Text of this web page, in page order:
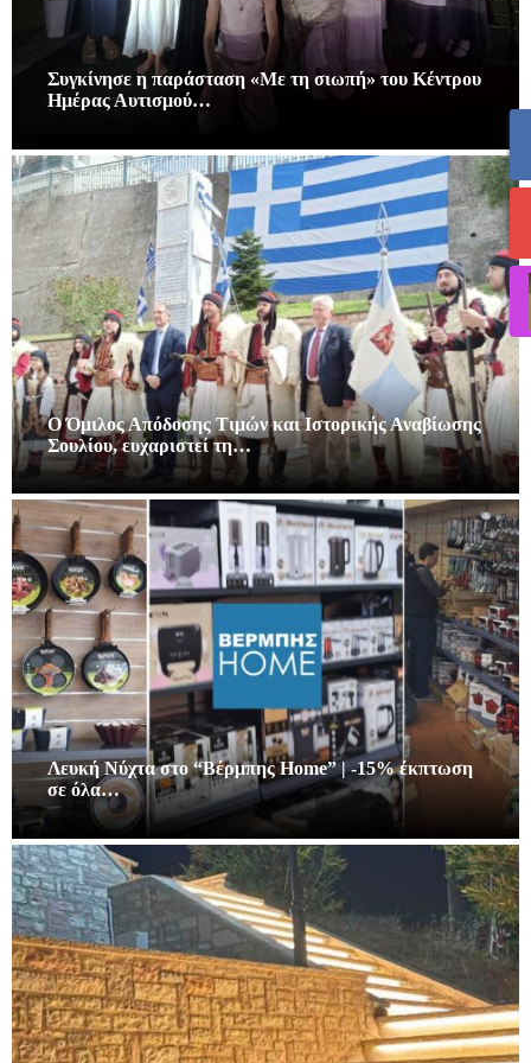
Συγκίνησε η παράσταση «Με τη σιωπή» του Κέντρου
Ημέρας Αυτισμού…
Ο Όμιλος Απόδοσης Τιμών και Ιστορικής Αναβίωσης
Σουλίου, ευχαριστεί τη…
Λευκή Νύχτα στο “Βέρμπης Home” | -15% έκπτωση
σε όλα…